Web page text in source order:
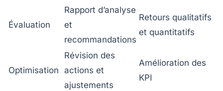
Évaluation
Rapport d’analyse
et
recommandations
Retours qualitatifs
et quantitatifs
Optimisation
Révision des
actions et
ajustements
Amélioration des
KPI